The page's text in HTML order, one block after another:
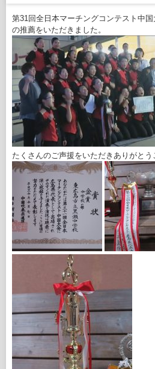
第31回全日本マーチングコンテスト中
の推薦をいただきました。
たくさんのご声援をいただきありがとう